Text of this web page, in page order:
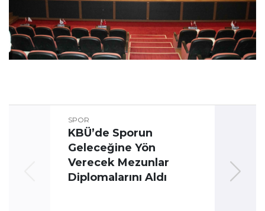
SPOR
KBÜ’de Sporun
Geleceğine Yön
Verecek Mezunlar
Diplomalarını Aldı